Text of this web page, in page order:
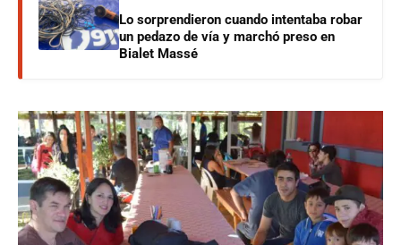
Lo sorprendieron cuando intentaba robar
un pedazo de vía y marchó preso en
Bialet Massé